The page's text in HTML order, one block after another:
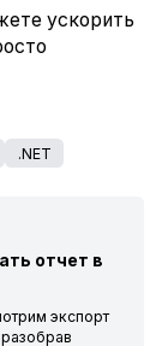
ускорить
.NET
отчет в
экспорт